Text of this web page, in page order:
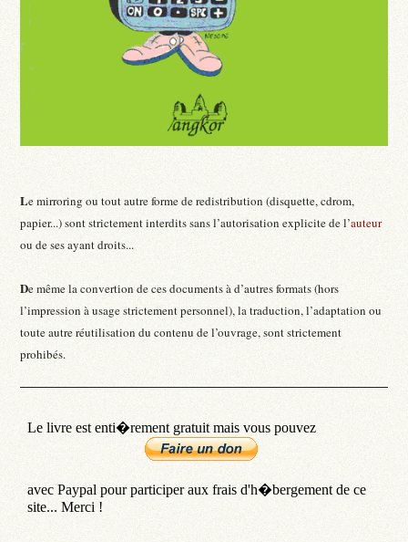
Le mirroring ou tout autre forme de redistribution (disquette, cdrom,
papier...) sont strictement interdits sans l’autorisation explicite de l’auteur
ou de ses ayant droits...
De même la convertion de ces documents à d’autres formats (hors
l’impression à usage strictement personnel), la traduction, l’adaptation ou
toute autre réutilisation du contenu de l’ouvrage, sont strictement
prohibés.